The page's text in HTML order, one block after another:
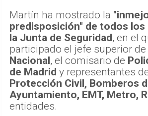
Martín ha mostrado la
predisposición" de todos los
la Junta de Seguridad, en el
participado el jefe superior de
Nacional, el comisario de
de Madrid y representantes
Protección Civil, Bomberos
Ayuntamiento, EMT, Metro,
entidades.